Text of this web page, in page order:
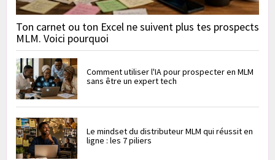
Ton carnet ou ton Excel ne suivent plus tes prospects
MLM. Voici pourquoi
Comment utiliser l'IA pour prospecter en MLM
sans être un expert tech
Le mindset du distributeur MLM qui réussit en
ligne : les 7 piliers